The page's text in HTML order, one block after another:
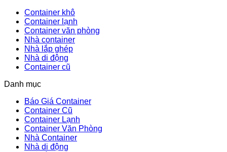
Container khô
Container lạnh
Container văn phòng
Nhà container
Nhà lắp ghép
Nhà di động
Container cũ
Danh mục
Báo Giá Container
Container Cũ
Container Lạnh
Container Văn Phòng
Nhà Container
Nhà di động